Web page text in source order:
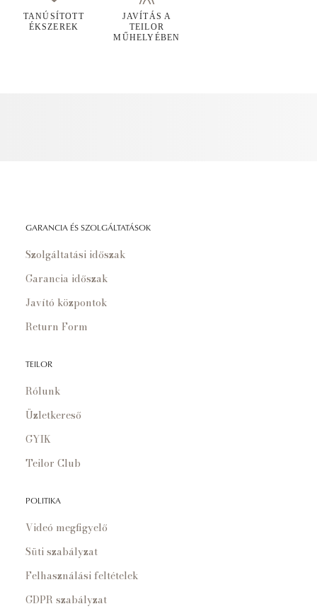
TANÚSÍTOTT
ÉKSZEREK
JAVÍTÁS A
TEILOR
MŰHELYÉBEN
GARANCIA ÉS SZOLGÁLTATÁSOK
Szolgáltatási időszak
Garancia időszak
Javító központok
Return Form
TEILOR
Rólunk
Üzletkereső
GYIK
Teilor Club
POLITIKA
Videó megfigyelő
Süti szabályzat
Felhasználási feltételek
GDPR szabályzat